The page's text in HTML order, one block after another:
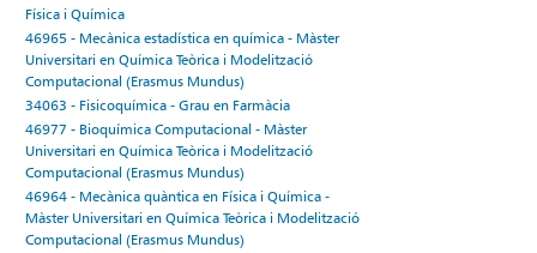
Física i Química
46965 - Mecànica estadística en química - Màster
Universitari en Química Teòrica i Modelització
Computacional (Erasmus Mundus)
34063 - Fisicoquímica - Grau en Farmàcia
46977 - Bioquímica Computacional - Màster
Universitari en Química Teòrica i Modelització
Computacional (Erasmus Mundus)
46964 - Mecànica quàntica en Física i Química -
Màster Universitari en Química Teòrica i Modelització
Computacional (Erasmus Mundus)